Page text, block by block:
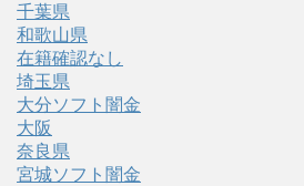
千葉県
和歌山県
在籍確認なし
埼玉県
大分ソフト闇金
大阪
奈良県
宮城ソフト闇金